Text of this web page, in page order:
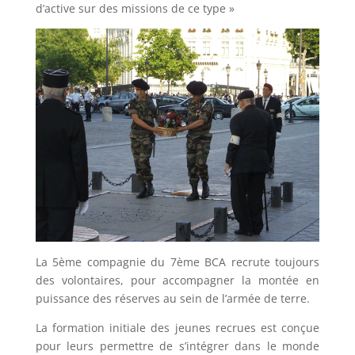
d’active sur des missions de ce type »
La 5ème compagnie du 7ème BCA recrute toujours
des volontaires, pour accompagner la montée en
puissance des réserves au sein de l’armée de terre.
La formation initiale des jeunes recrues est conçue
pour leurs permettre de s’intégrer dans le monde